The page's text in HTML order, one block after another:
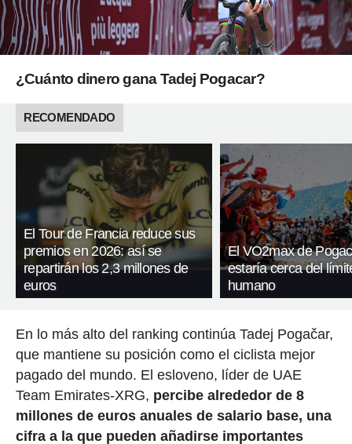
¿Cuánto dinero gana Tadej Pogacar?
RECOMENDADO
El Tour de Francia reduce sus
premios en 2026: así se
repartirán los 2,3 millones de
euros
El VO2max de
estaría cerca del
humano
En lo más alto del ranking continúa Tadej Pogačar,
que mantiene su posición como el ciclista mejor
pagado del mundo. El esloveno, líder de UAE
Team Emirates-XRG, percibe alrededor de 8
millones de euros anuales de salario base, una
cifra a la que pueden añadirse importantes